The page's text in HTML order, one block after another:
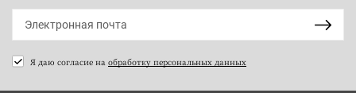
Я даю согласие на обработку персональных данных